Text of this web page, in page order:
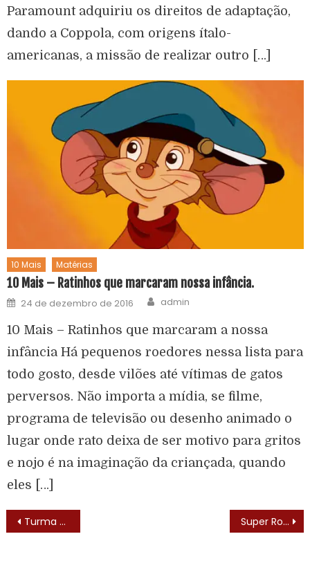
Paramount adquiriu os direitos de adaptação,
dando a Coppola, com origens ítalo-
americanas, a missão de realizar outro […]
10 Mais Matérias
10 Mais – Ratinhos que marcaram nossa infância.
24 de dezembro de 2016 admin
10 Mais – Ratinhos que marcaram a nossa
infância Há pequenos roedores nessa lista para
todo gosto, desde vilões até vítimas de gatos
perversos. Não importa a mídia, se filme,
programa de televisão ou desenho animado o
lugar onde rato deixa de ser motivo para gritos
e nojo é na imaginação da criançada, quando
eles […]
Turma da Pesada (Beverly Hills Teens – 1987) – Elenco Super Robin Hood (Rocket Robin Hood – 1966)